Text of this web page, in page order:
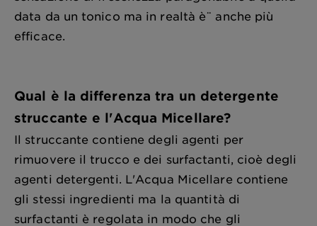
data da un tonico ma in realtà è¨ anche più
efficace.
Qual è la differenza tra un detergente
struccante e l'Acqua Micellare?
Il struccante contiene degli agenti per
rimuovere il trucco e dei surfactanti, cioè degli
agenti detergenti. L'Acqua Micellare contiene
gli stessi ingredienti ma la quantità di
surfactanti è regolata in modo che gli